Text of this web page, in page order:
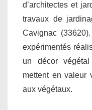
d’architectes et
travaux de
Cavignac
expérimentés
un décor
mettent en valeur
aux végétaux.